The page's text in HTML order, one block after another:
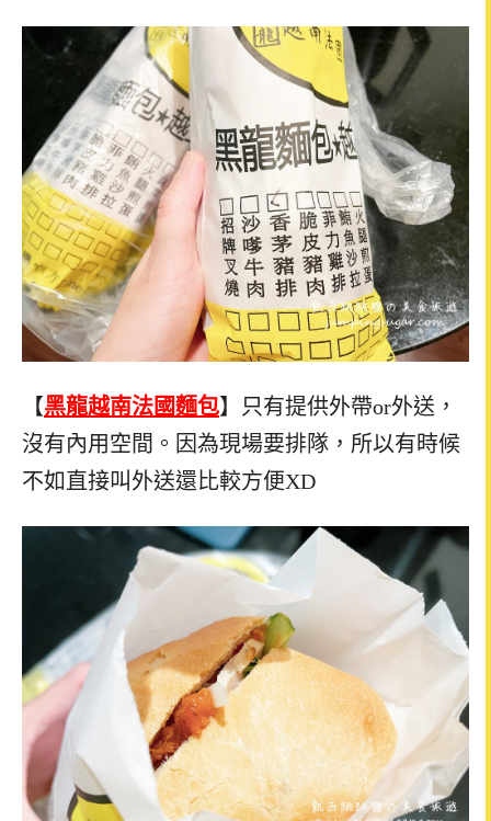
【黑龍越南法國麵包】只有提供外帶or外送，
沒有內用空間。因為現場要排隊，所以有時候
不如直接叫外送還比較方便XD